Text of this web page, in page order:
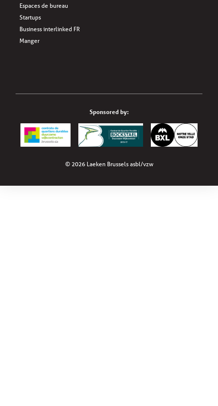
Espaces de bureau
Startups
Business interlinked FR
Manger
Sponsored by:
© 2026 Laeken Brussels asbl/vzw